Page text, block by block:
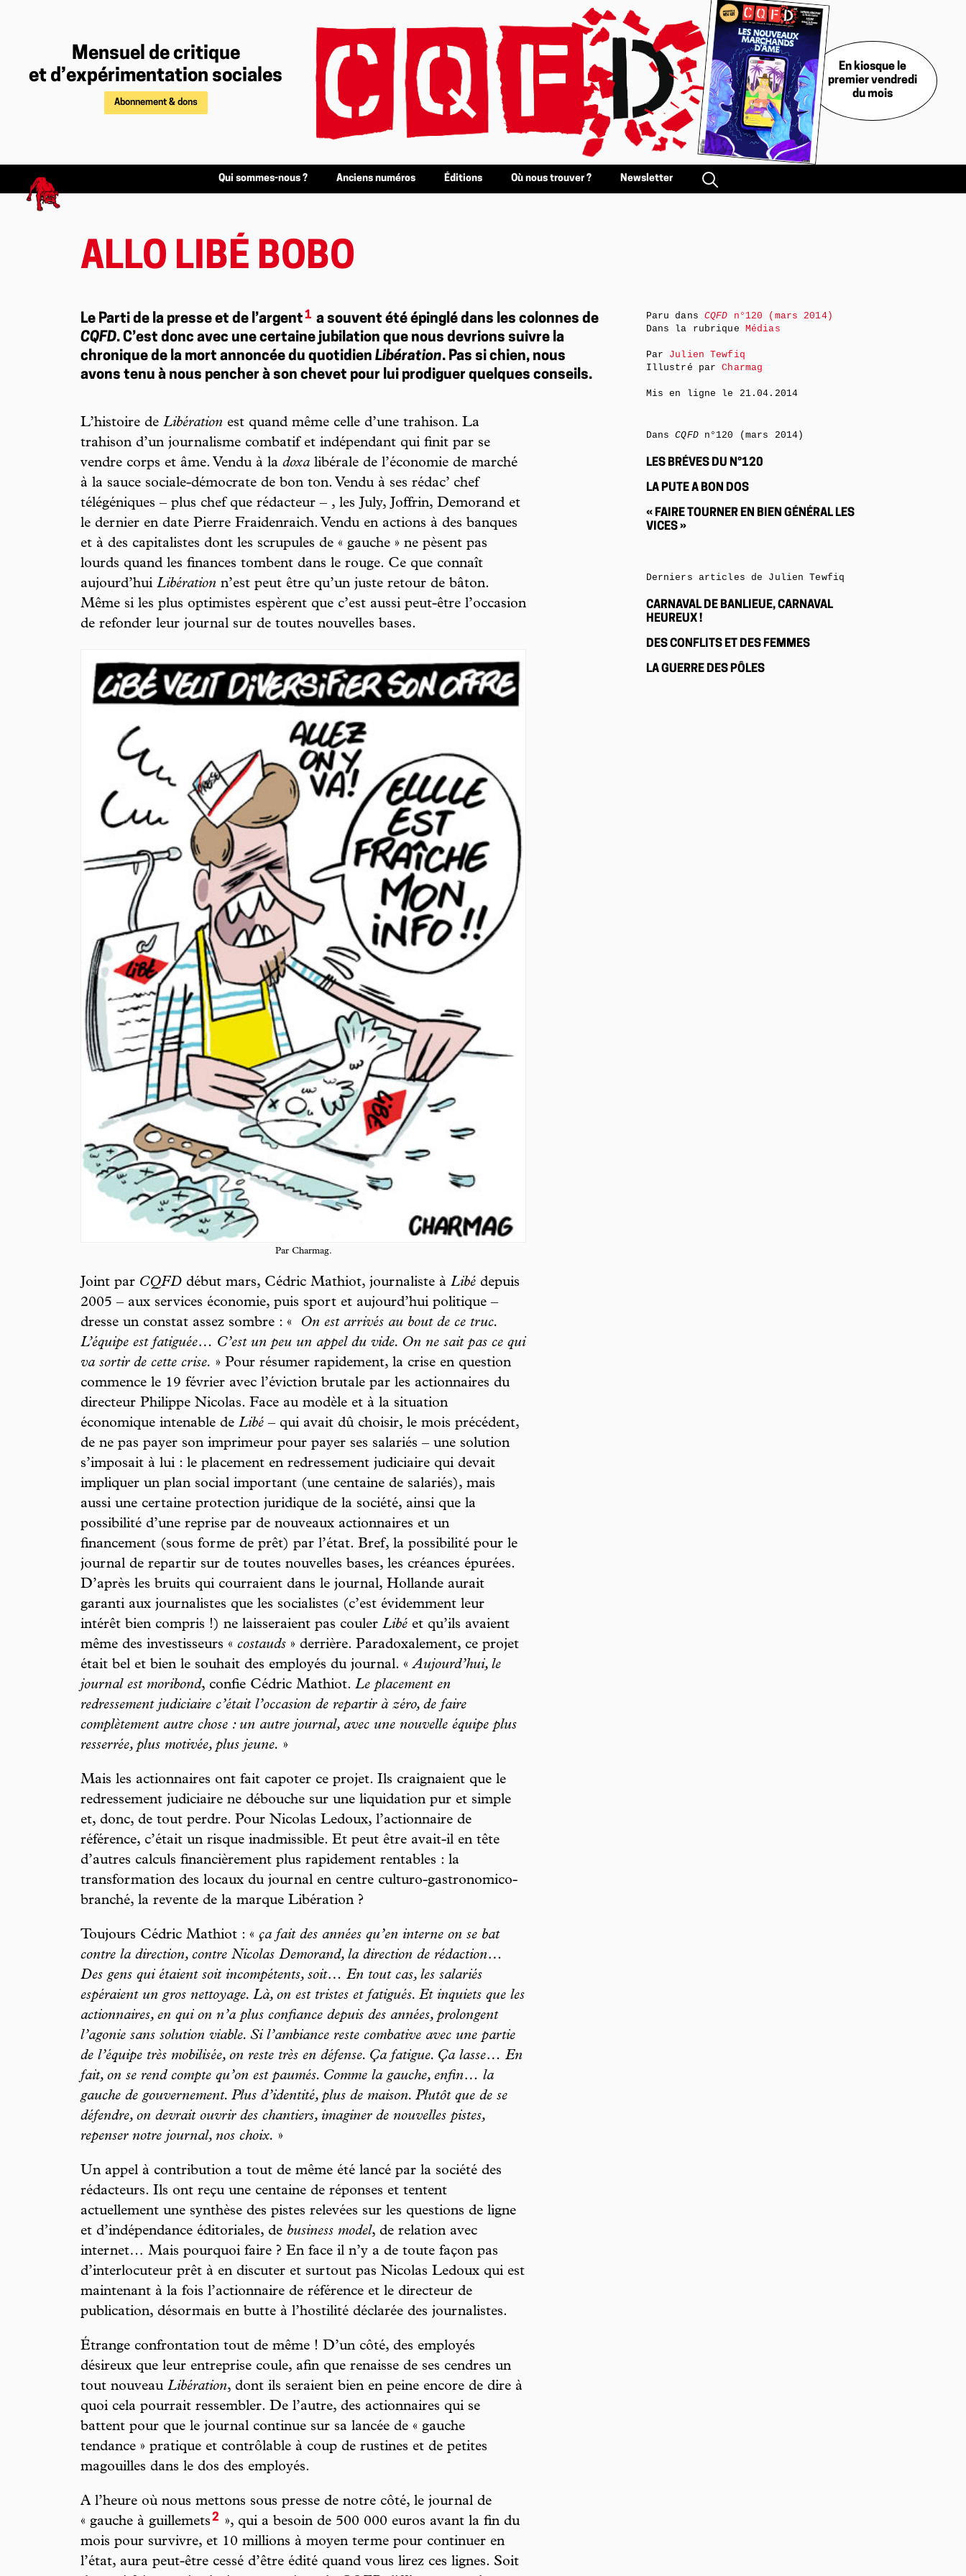
Mensuel de critique
et d’expérimentation sociales
Abonnement & dons
En kiosque le
premier vendredi
du mois
Qui sommes-nous ? Anciens numéros Éditions Où nous trouver ? Newsletter
ALLO LIBÉ BOBO
Le Parti de la presse et de l’argent1 a souvent été épinglé dans les colonnes de
CQFD. C’est donc avec une certaine jubilation que nous devrions suivre la
chronique de la mort annoncée du quotidien Libération. Pas si chien, nous
avons tenu à nous pencher à son chevet pour lui prodiguer quelques conseils.
L’histoire de Libération est quand même celle d’une trahison. La
trahison d’un journalisme combatif et indépendant qui finit par se
vendre corps et âme. Vendu à la doxa libérale de l’économie de marché
à la sauce sociale-démocrate de bon ton. Vendu à ses rédac’ chef
télégéniques – plus chef que rédacteur – , les July, Joffrin, Demorand et
le dernier en date Pierre Fraidenraich. Vendu en actions à des banques
et à des capitalistes dont les scrupules de « gauche » ne pèsent pas
lourds quand les finances tombent dans le rouge. Ce que connaît
aujourd’hui Libération n’est peut être qu’un juste retour de bâton.
Même si les plus optimistes espèrent que c’est aussi peut-être l’occasion
de refonder leur journal sur de toutes nouvelles bases.
Par Charmag.
Joint par CQFD début mars, Cédric Mathiot, journaliste à Libé depuis
2005 – aux services économie, puis sport et aujourd’hui politique –
dresse un constat assez sombre : «
On est arrivés au bout de ce truc.
L’équipe est fatiguée… C’est un peu un appel du vide. On ne sait pas ce qui
va sortir de cette crise. » Pour résumer rapidement, la crise en question
commence le 19 février avec l’éviction brutale par les actionnaires du
directeur Philippe Nicolas. Face au modèle et à la situation
économique intenable de Libé – qui avait dû choisir, le mois précédent,
de ne pas payer son imprimeur pour payer ses salariés – une solution
s’imposait à lui : le placement en redressement judiciaire qui devait
impliquer un plan social important (une centaine de salariés), mais
aussi une certaine protection juridique de la société, ainsi que la
possibilité d’une reprise par de nouveaux actionnaires et un
financement (sous forme de prêt) par l’état. Bref, la possibilité pour le
journal de repartir sur de toutes nouvelles bases, les créances épurées.
D’après les bruits qui courraient dans le journal, Hollande aurait
garanti aux journalistes que les socialistes (c’est évidemment leur
intérêt bien compris !) ne laisseraient pas couler Libé et qu’ils avaient
même des investisseurs « costauds » derrière. Paradoxalement, ce projet
était bel et bien le souhait des employés du journal. «Aujourd’hui, le
journal est moribond, confie Cédric Mathiot. Le placement en
redressement judiciaire c’était l’occasion de repartir à zéro, de faire
complètement autre chose : un autre journal, avec une nouvelle équipe plus
resserrée, plus motivée, plus jeune. »
Mais les actionnaires ont fait capoter ce projet. Ils craignaient que le
redressement judiciaire ne débouche sur une liquidation pur et simple
et, donc, de tout perdre. Pour Nicolas Ledoux, l’actionnaire de
référence, c’était un risque inadmissible. Et peut être avait-il en tête
d’autres calculs financièrement plus rapidement rentables : la
transformation des locaux du journal en centre culturo-gastronomico-
branché, la revente de la marque Libération ?
Toujours Cédric Mathiot : « ça fait des années qu’en interne on se bat
contre la direction, contre Nicolas Demorand, la direction de rédaction…
Des gens qui étaient soit incompétents, soit… En tout cas, les salariés
espéraient un gros nettoyage. Là, on est tristes et fatigués. Et inquiets que les
actionnaires, en qui on n’a plus confiance depuis des années, prolongent
l’agonie sans solution viable. Si l’ambiance reste combative avec une partie
de l’équipe très mobilisée, on reste très en défense. Ça fatigue. Ça lasse… En
fait, on se rend compte qu’on est paumés. Comme la gauche, enfin… la
gauche de gouvernement. Plus d’identité, plus de maison. Plutôt que de se
défendre, on devrait ouvrir des chantiers, imaginer de nouvelles pistes,
repenser notre journal, nos choix. »
Un appel à contribution a tout de même été lancé par la société des
rédacteurs. Ils ont reçu une centaine de réponses et tentent
actuellement une synthèse des pistes relevées sur les questions de ligne
et d’indépendance éditoriales, de business model, de relation avec
internet… Mais pourquoi faire ? En face il n’y a de toute façon pas
d’interlocuteur prêt à en discuter et surtout pas Nicolas Ledoux qui est
maintenant à la fois l’actionnaire de référence et le directeur de
publication, désormais en butte à l’hostilité déclarée des journalistes.
Étrange confrontation tout de même ! D’un côté, des employés
désireux que leur entreprise coule, afin que renaisse de ses cendres un
tout nouveau Libération, dont ils seraient bien en peine encore de dire à
quoi cela pourrait ressembler. De l’autre, des actionnaires qui se
battent pour que le journal continue sur sa lancée de « gauche
tendance » pratique et contrôlable à coup de rustines et de petites
magouilles dans le dos des employés.
A l’heure où nous mettons sous presse de notre côté, le journal de
« gauche à guillemets2 », qui a besoin de 500 000 euros avant la fin du
mois pour survivre, et 10 millions à moyen terme pour continuer en
l’état, aura peut-être cessé d’être édité quand vous lirez ces lignes. Soit
Paru dans CQFD n°120 (mars 2014)
Dans la rubrique Médias
Par Julien Tewfiq
Illustré parCharmag
Mis en ligne le 21.04.2014
DansCQFDn°120 (mars 2014)
LES BRÉVES DU N°120
LA PUTE A BON DOS
« FAIRE TOURNER EN BIEN GÉNÉRAL LES
VICES »
Derniers articles de Julien Tewfiq
CARNAVAL DE BANLIEUE, CARNAVAL
HEUREUX !
DES CONFLITS ET DES FEMMES
LA GUERRE DES PÔLES